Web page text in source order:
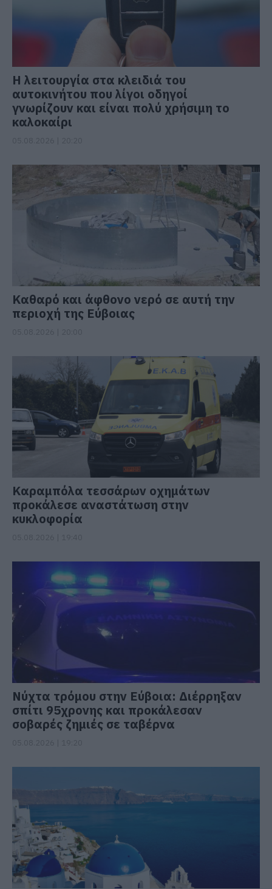
Η λειτουργία στα κλειδιά του
αυτοκινήτου που λίγοι οδηγοί
γνωρίζουν και είναι πολύ χρήσιμη το
καλοκαίρι
Καθαρό και άφθονο νερό σε αυτή την
περιοχή της Εύβοιας
Καραμπόλα τεσσάρων οχημάτων
προκάλεσε αναστάτωση στην
κυκλοφορία
Νύχτα τρόμου στην Εύβοια: Διέρρηξαν
σπίτι 95χρονης και προκάλεσαν
σοβαρές ζημιές σε ταβέρνα